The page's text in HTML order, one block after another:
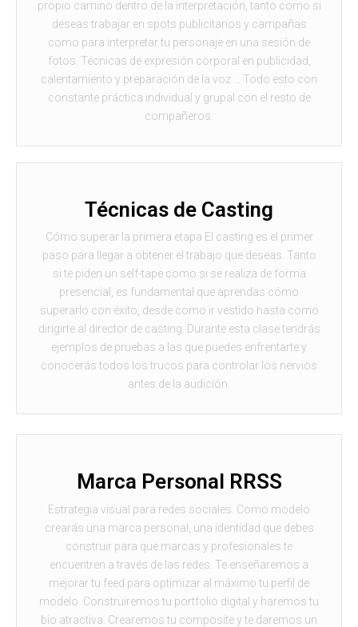
propio camino dentro de la interpretación, tanto como si
deseas trabajar en spots publicitarios y campañas
como para interpretar tu personaje en una sesión de
fotos. Técnicas de expresión corporal en publicidad,
calentamiento y preparación de la voz … Todo esto con
constante práctica individual y grupal con el resto de
compañeros.
Técnicas de Casting
Cómo superar la primera etapa El casting es el primer
paso para llegar a obtener el trabajo que deseas. Tanto
si te piden un self-tape como si se realiza de forma
presencial, es fundamental que aprendas cómo
superarlo con éxito, desde como ir vestido hasta como
dirigirte al director de casting. Durante esta clase tendrás
ejemplos de pruebas a las que puedes enfrentarte y
conocerás todos los trucos para controlar los nervios
antes de la audición.
Marca Personal RRSS
Estrategia visual para redes sociales. Como modelo
crearás una marca personal, una identidad que debes
construir para que marcas y profesionales te
encuentren a través de las redes. Te enseñaremos a
mejorar tu feed para optimizar al máximo tu perfil de
modelo. Construiremos tu portfolio digital y haremos tu
bio atractiva. Crearemos tu composite y te daremos un